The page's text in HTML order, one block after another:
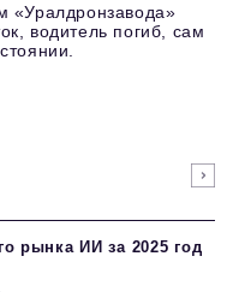
«Уралдронзавода»
водитель погиб, сам
рынка ИИ за 2025 год